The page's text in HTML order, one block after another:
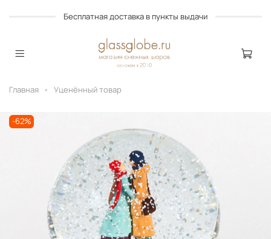
Бесплатная доставка в пункты выдачи
Главная Уценённый товар
-62%